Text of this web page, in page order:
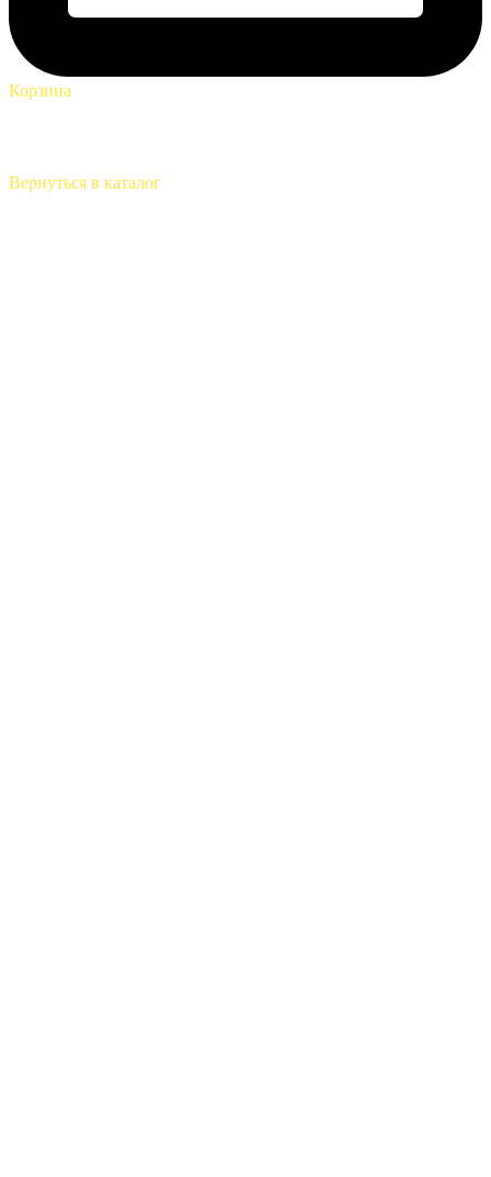
Корзина
Вернуться в каталог